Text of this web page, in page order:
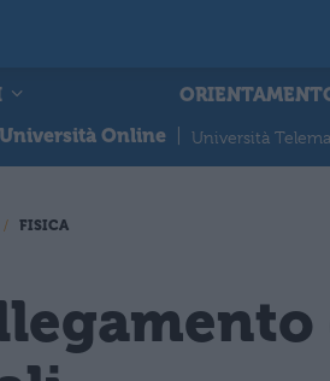
Online
Università
FISICA